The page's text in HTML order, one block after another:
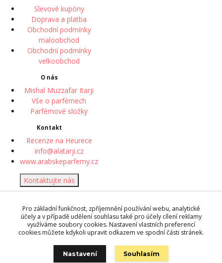
Slevové kupóny
Doprava a platba
Obchodní podmínky
maloobchod
Obchodní podmínky
velkoobchod
O nás
Mishal Muzzafar Itarji
Vše o parfémech
Parfémové složky
Kontakt
Recenze na Heurece
info@alatarji.cz
www.arabskeparfemy.cz
Kontaktujte nás
| Vytvořeno systémem
www.eshop-rychle.cz
Zpracování osobních údajů
úpravou svých
ochrany soukromí.
Pro základní funkčnost, zpříjemnění používání webu, analytické
účely a v případě udělení souhlasu také pro účely cílení reklamy
využíváme soubory cookies. Nastavení vlastních preferencí
cookies můžete kdykoli upravit odkazem ve spodní části stránek.
Nastavení Souhlasím